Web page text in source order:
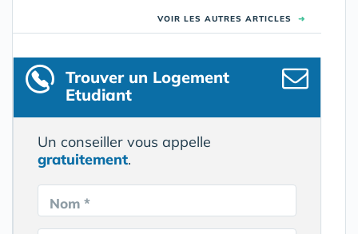
VOIR LES AUTRES ARTICLES ➜
Trouver un Logement
Etudiant
Un conseiller vous appelle
gratuitement.
Nom *